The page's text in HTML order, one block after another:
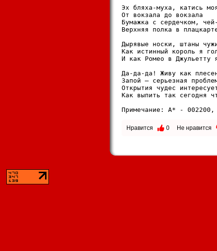
Эх бляха-муха, катись
От вокзала до вокзала
Бумажка с сердечком,
Верхняя полка в
Дырявые носки, штаны
Как истинный король я
И как Ромео в Джульетту
Да-да-да! Живу как
Запой – серьезная
Открытия чудес
Как выпить так сегодня
Примечание: A* -
Нравится 0 Не нравится